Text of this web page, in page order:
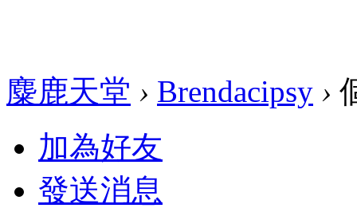
麋鹿天堂 › Brendacipsy ›
加為好友
發送消息